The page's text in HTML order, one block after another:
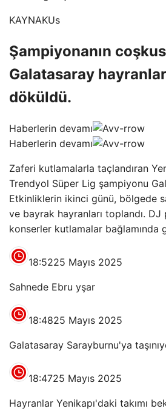
KAYNAKUs
Şampiyonanın
Galatasaray
döküldü.
Haberlerin devamı
Haberlerin devamı
Zaferi kutlamalarla taçlandıran
Trendyol Süper Lig şampiyonu
Etkinliklerin ikinci günü, bölgede
ve bayrak hayranları toplandı. DJ
konserler kutlamalar bağlamında
18:5225 Mayıs 2025
Sahnede Ebru yşar
18:4825 Mayıs 2025
Galatasaray Sarayburnu'ya
18:4725 Mayıs 2025
Hayranlar Yenikapı'daki takımı